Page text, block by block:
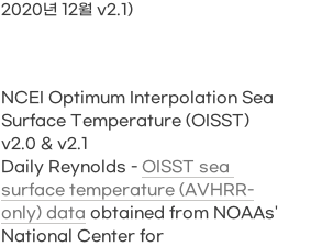
2020년 12월 v2.1)
NCEI Optimum Interpolation Sea
Surface Temperature (OISST)
v2.0 & v2.1
Daily Reynolds - OISST sea
surface temperature (AVHRR-
only) data obtained from NOAAs'
National Center for